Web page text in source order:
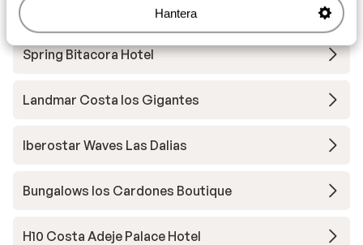
Hantera
Hotel Barcelo Tenerife (fd. Sandos San Blas)
Spring Bitacora Hotel
Landmar Costa los Gigantes
Iberostar Waves Las Dalias
Bungalows los Cardones Boutique
H10 Costa Adeje Palace Hotel